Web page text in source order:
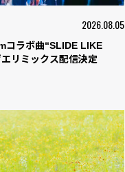
2026.08.05
コラボ曲“SLIDE LIKE
リミックス配信決定